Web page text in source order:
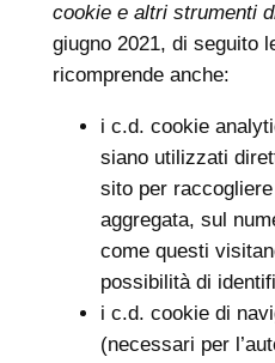
cookie e altri strumenti
giugno 2021, di seguito
ricomprende anche:
i c.d. cookie
siano utilizzati
sito per
aggregata, sul
come questi
possibilità di
i c.d. cookie di
(necessari per